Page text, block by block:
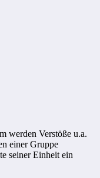
werden Verstöße u.a.
einer Gruppe
seiner Einheit ein